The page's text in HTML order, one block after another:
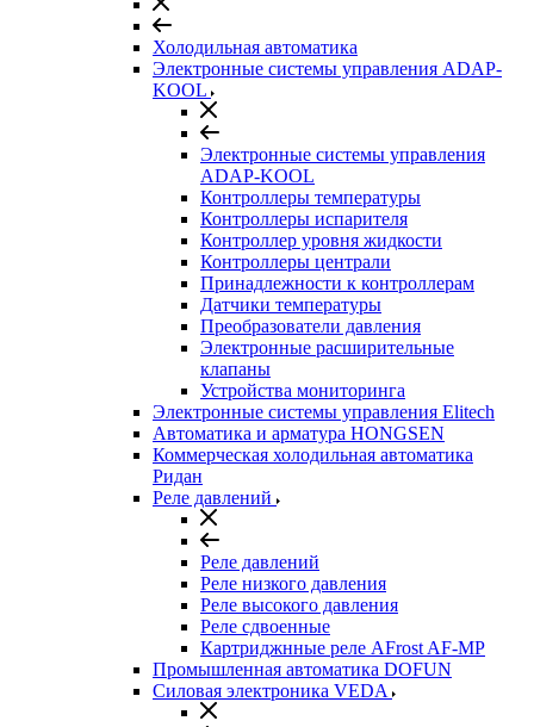
Холодильная автоматика
Электронные системы управления ADAP-
KOOL
Электронные системы управления
ADAP-KOOL
Контроллеры температуры
Контроллеры испарителя
Контроллер уровня жидкости
Контроллеры централи
Принадлежности к контроллерам
Датчики температуры
Преобразователи давления
Электронные расширительные
клапаны
Устройства мониторинга
Электронные системы управления Elitech
Автоматика и арматура HONGSEN
Коммерческая холодильная автоматика
Ридан
Реле давлений
Реле давлений
Реле низкого давления
Реле высокого давления
Реле сдвоенные
Картриджнные реле AFrost AF-MP
Промышленная автоматика DOFUN
Силовая электроника VEDA